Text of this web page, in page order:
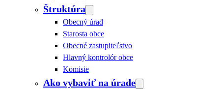
Štruktúra
Obecný úrad
Starosta obce
Obecné zastupiteľstvo
Hlavný kontrolór obce
Komisie
Ako vybaviť na úrade